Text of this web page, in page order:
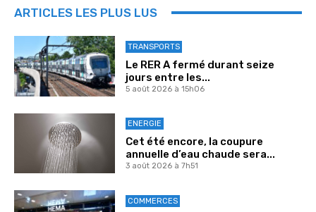
ARTICLES LES PLUS LUS
TRANSPORTS
Le RER A fermé durant seize
jours entre les...
5 août 2026 à 15h06
ENERGIE
Cet été encore, la coupure
annuelle d’eau chaude sera...
3 août 2026 à 7h51
COMMERCES